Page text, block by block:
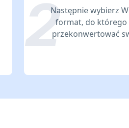
Następnie wybierz
format, do którego
przekonwertować